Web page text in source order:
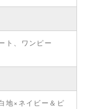
ト、ワンピー
地×ネイビー＆ピ